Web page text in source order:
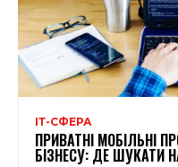
ІТ-СФЕРА
ПРИВАТНІ МОБІЛЬНІ
БІЗНЕСУ: ДЕ ШУКАТИ